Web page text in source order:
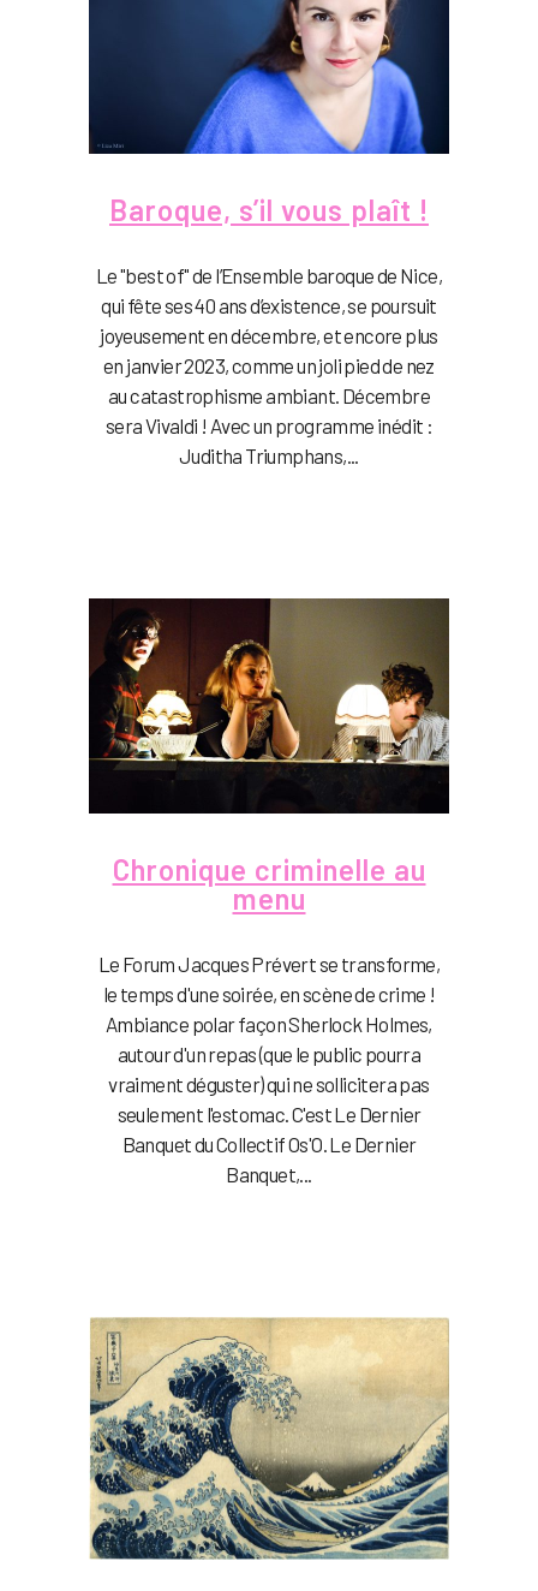
Baroque, s’il vous plaît !
Le "best of" de l’Ensemble baroque de Nice,
qui fête ses 40 ans d’existence, se poursuit
joyeusement en décembre, et encore plus
en janvier 2023, comme un joli pied de nez
au catastrophisme ambiant. Décembre
sera Vivaldi ! Avec un programme inédit :
Juditha Triumphans,...
Chronique criminelle au
menu
Le Forum Jacques Prévert se transforme,
le temps d'une soirée, en scène de crime !
Ambiance polar façon Sherlock Holmes,
autour d'un repas (que le public pourra
vraiment déguster) qui ne sollicitera pas
seulement l'estomac. C'est Le Dernier
Banquet du Collectif Os'O. Le Dernier
Banquet,...